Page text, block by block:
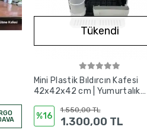
Tükendi
Mini Plastik Bıldırcın Kafesi
42x42x42 cm | Yumurtalık
%16
1.550,00 TL
1.300,00 TL